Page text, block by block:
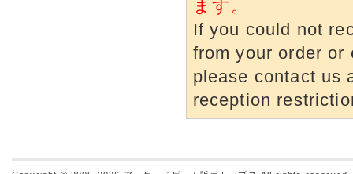
ます。
If you could not
from your order or
please contact us
reception